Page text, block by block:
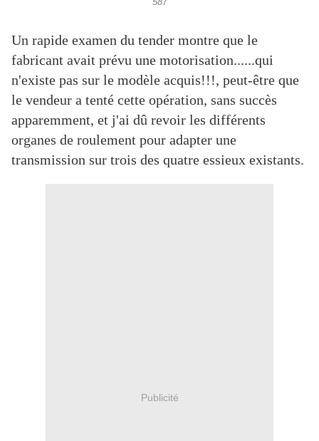
587
Un rapide examen du tender montre que le
fabricant avait prévu une motorisation......qui
n'existe pas sur le modèle acquis!!!, peut-être que
le vendeur a tenté cette opération, sans succès
apparemment, et j'ai dû revoir les différents
organes de roulement pour adapter une
transmission sur trois des quatre essieux existants.
Publicité